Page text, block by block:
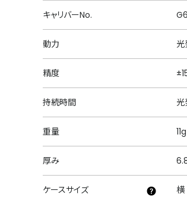
キャリバーNo.
動力 光
精度
持続時間 光
重量 11g
厚み
ケースサイズ